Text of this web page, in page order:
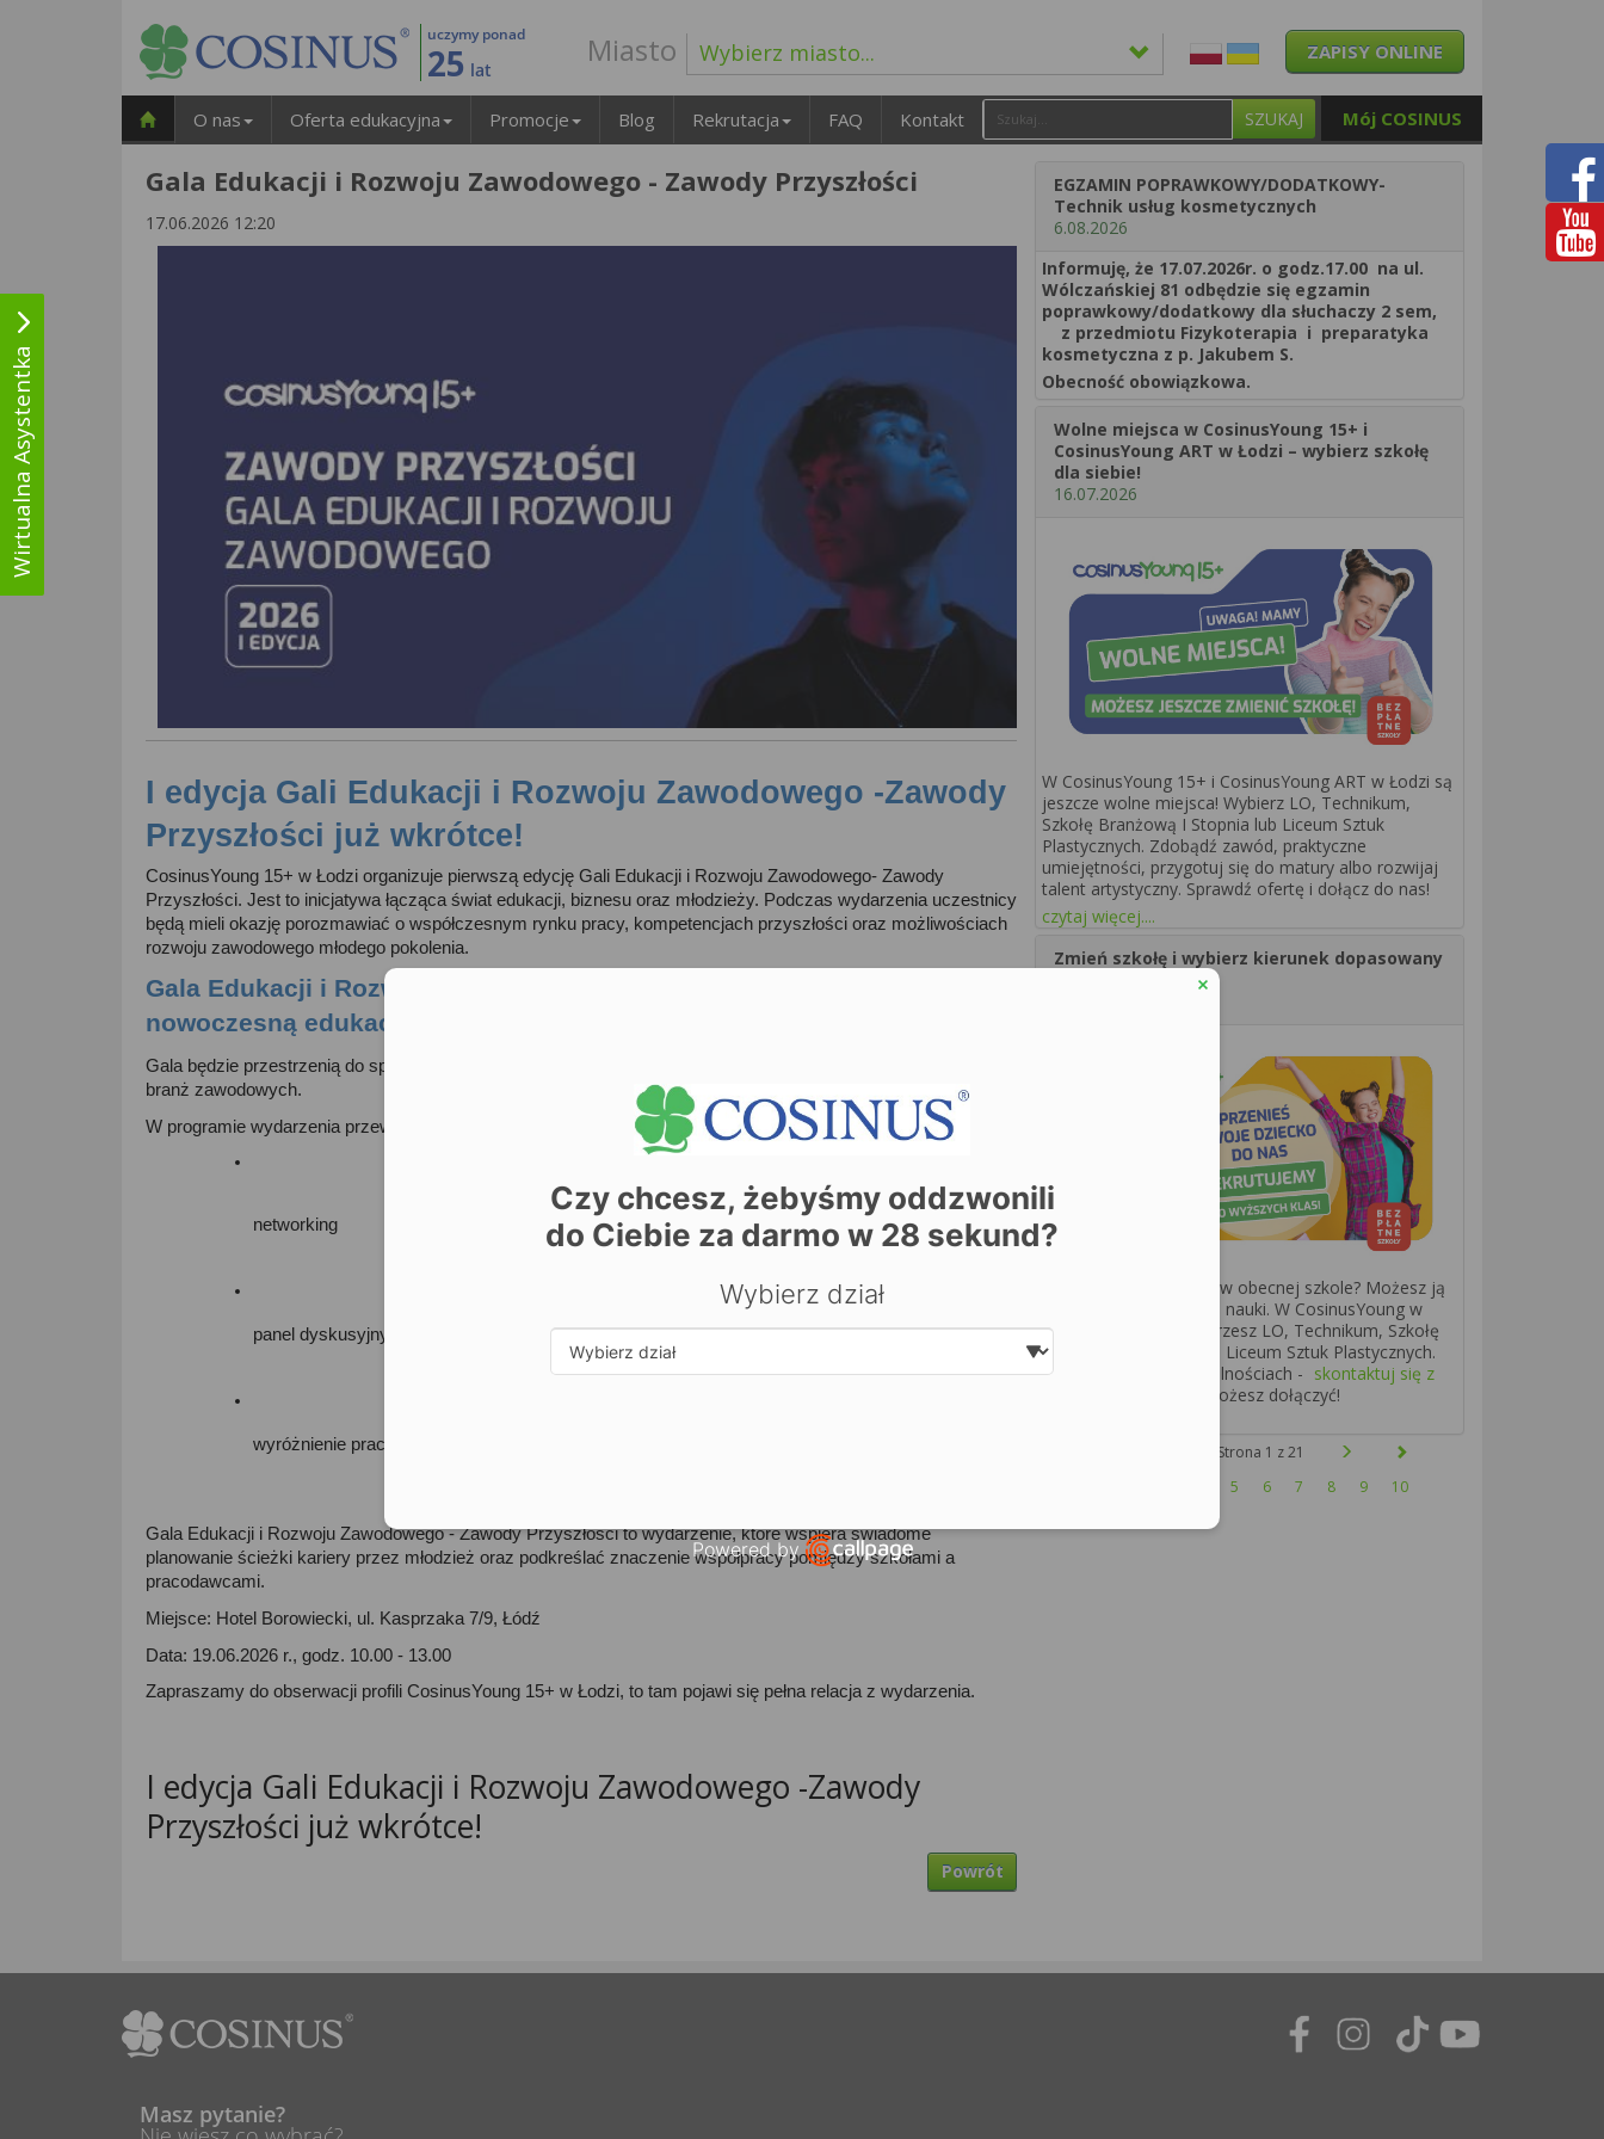
uczymy ponad
25 lat
Miasto Wybierz miasto... ZAPISY ONLINE
Mój COSINUS
O nas Oferta edukacyjna Promocje Blog Rekrutacja FAQ Kontakt SZUKAJ
Gala Edukacji i Rozwoju Zawodowego - Zawody Przyszłości
17.06.2026 12:20
I edycja Gali Edukacji i Rozwoju Zawodowego -Zawody
Przyszłości już wkrótce!
CosinusYoung 15+ w Łodzi organizuje pierwszą edycję Gali Edukacji i Rozwoju Zawodowego- Zawody
Przyszłości. Jest to inicjatywa łącząca świat edukacji, biznesu oraz młodzieży. Podczas wydarzenia uczestnicy
będą mieli okazję porozmawiać o współczesnym rynku pracy, kompetencjach przyszłości oraz możliwościach
rozwoju zawodowego młodego pokolenia.
Gala Edukacji i Rozwoju Zawodowego- wydarzenie, które łączy biznes i
nowoczesną edukację
Gala będzie przestrzenią do spotkań uczniów z pracodawcami, ekspertami oraz przedstawicielami różnych
branż zawodowych.
W programie wydarzenia przewidziano m.in.:
networking
panel dyskusyjny
wyróżnienie pracodawców
Gala Edukacji i Rozwoju Zawodowego - Zawody Przyszłości to wydarzenie, które wspiera świadome
planowanie ścieżki kariery przez młodzież oraz podkreślać znaczenie współpracy pomiędzy szkołami a
pracodawcami.
Miejsce: Hotel Borowiecki, ul. Kasprzaka 7/9, Łódź
Data: 19.06.2026 r., godz. 10.00 - 13.00
Zapraszamy do obserwacji profili CosinusYoung 15+ w Łodzi, to tam pojawi się pełna relacja z wydarzenia.
I edycja Gali Edukacji i Rozwoju Zawodowego -Zawody
Przyszłości już wkrótce!
Powrót
EGZAMIN POPRAWKOWY/DODATKOWY-
Technik usług kosmetycznych
6.08.2026
Informuję, że 17.07.2026r. o godz.17.00 na ul.
Wólczańskiej 81 odbędzie się egzamin
poprawkowy/dodatkowy dla słuchaczy 2 sem,
z przedmiotu Fizykoterapia i preparatyka
kosmetyczna z p. Jakubem S.
Obecność obowiązkowa.
Wolne miejsca w CosinusYoung 15+ i
CosinusYoung ART w Łodzi – wybierz szkołę
dla siebie!
16.07.2026
W CosinusYoung 15+ i CosinusYoung ART w Łodzi są
jeszcze wolne miejsca! Wybierz LO, Technikum,
Szkołę Branżową I Stopnia lub Liceum Sztuk
Plastycznych. Zdobądź zawód, praktyczne
umiejętności, przygotuj się do matury albo rozwijaj
talent artystyczny. Sprawdź ofertę i dołącz do nas!
czytaj więcej....
Zmień szkołę i wybierz kierunek dopasowany
Nie czujesz się dobrze w obecnej szkole? Możesz ją
zmienić także w trakcie nauki. W CosinusYoung w
Łodzi bezpłatnie wybierzesz LO, Technikum, Szkołę
Branżową I Stopnia lub Liceum Sztuk Plastycznych.
Pomożemy Ci w formalnościach - skontaktuj się z
i sprawdź, czy możesz dołączyć!
Strona 1 z 21
5 6 7 8 9 10
Masz pytanie?
Wirtualna Asystentka
Czy chcesz, żebyśmy oddzwonili
do Ciebie za darmo w 28 sekund?
Wybierz dział
Powered by